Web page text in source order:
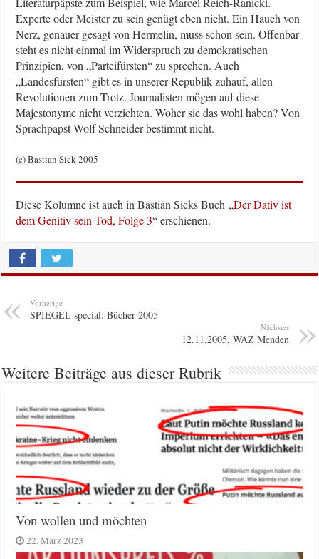
Experte oder Meister zu sein genügt eben nicht. Ein Hauch von
Nerz, genauer gesagt von Hermelin, muss schon sein. Offenbar
steht es nicht einmal im Widerspruch zu demokratischen
Prinzipien, von „Parteifürsten“ zu sprechen. Auch
„Landesfürsten“ gibt es in unserer Republik zuhauf, allen
Revolutionen zum Trotz. Journalisten mögen auf diese
Majestonyme nicht verzichten. Woher sie das wohl haben? Von
Sprachpapst Wolf Schneider bestimmt nicht.
(c) Bastian Sick 2005
Diese Kolumne ist auch in Bastian Sicks Buch „Der Dativ ist
dem Genitiv sein Tod, Folge 3“ erschienen.
Vorherige
SPIEGEL special: Bücher 2005
Nächstes
12.11.2005, WAZ Menden
Weitere Beiträge aus dieser Rubrik
Von wollen und möchten
22. März 2023